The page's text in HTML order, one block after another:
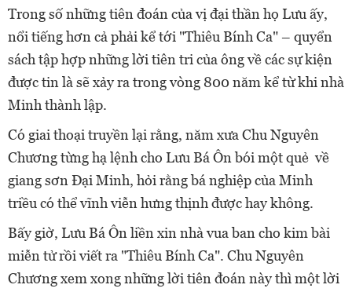
Trong số những tiên đoán của vị đại thần họ Lưu ấy,
nổi tiếng hơn cả phải kể tới "Thiêu Bính Ca" – quyển
sách tập hợp những lời tiên tri của ông về các sự kiện
được tin là sẽ xảy ra trong vòng 800 năm kể từ khi nhà
Minh thành lập.
Có giai thoại truyền lại rằng, năm xưa Chu Nguyên
Chương từng hạ lệnh cho Lưu Bá Ôn bói một quẻ về
giang sơn Đại Minh, hỏi rằng bá nghiệp của Minh
triều có thể vĩnh viễn hưng thịnh được hay không.
Bấy giờ, Lưu Bá Ôn liền xin nhà vua ban cho kim bài
miễn tử rồi viết ra "Thiêu Bính Ca". Chu Nguyên
Chương xem xong những lời tiên đoán này thì một lời